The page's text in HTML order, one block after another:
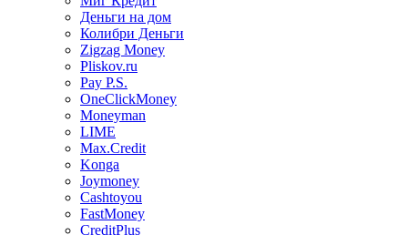
Деньги на дом
Колибри Деньги
Zigzag Money
Pliskov.ru
Pay P.S.
OneClickMoney
Moneyman
LIME
Max.Credit
Konga
Joymoney
Cashtoyou
FastMoney
CreditPlus